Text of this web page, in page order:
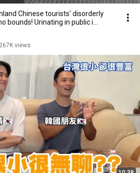
Chinese tourists' disorderly
bounds! Urinating in public i...
267K views